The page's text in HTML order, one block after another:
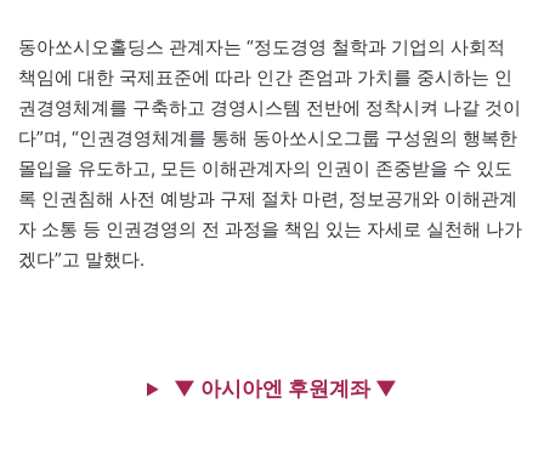
동아쏘시오홀딩스 관계자는 “정도경영 철학과 기업의 사회적
책임에 대한 국제표준에 따라 인간 존엄과 가치를 중시하는 인
권경영체계를 구축하고 경영시스템 전반에 정착시켜 나갈 것이
다”며, “인권경영체계를 통해 동아쏘시오그룹 구성원의 행복한
몰입을 유도하고, 모든 이해관계자의 인권이 존중받을 수 있도
록 인권침해 사전 예방과 구제 절차 마련, 정보공개와 이해관계
자 소통 등 인권경영의 전 과정을 책임 있는 자세로 실천해 나가
겠다”고 말했다.
▼ 아시아엔 후원계좌 ▼